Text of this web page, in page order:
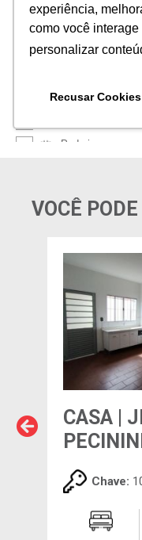
VOCÊ
CASA |
PECININI
Chave: